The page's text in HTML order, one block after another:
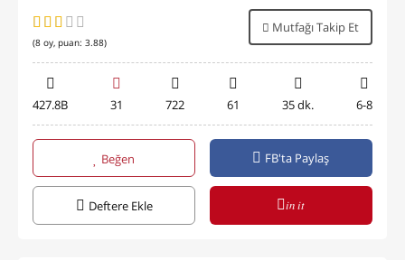
(8 oy, puan: 3.88)
Mutfağı Takip Et
427.8B 31 722 61 35 dk. 6-8
Beğen FB'ta Paylaş
Deftere Ekle in it